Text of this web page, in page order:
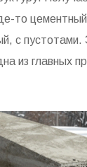
то
с пустотами.
из главных